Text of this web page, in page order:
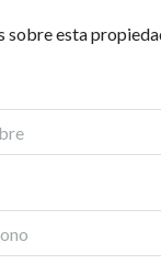
sobre esta